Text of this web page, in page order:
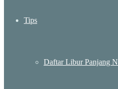
Tips
Daftar Libur Panjang